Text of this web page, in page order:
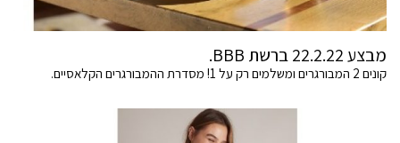
מבצע 22.2.22 ברשת BBB.
קונים 2 המבורגרים ומשלמים רק על 1! מסדרת ההמבורגרים הקלאסיים.